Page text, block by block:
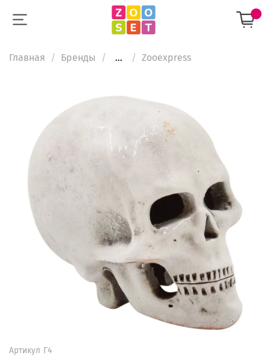
Главная Бренды ... Zooexpress
Артикул Г4